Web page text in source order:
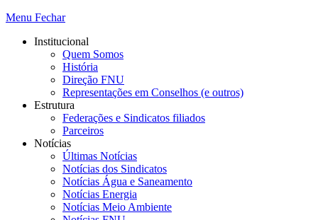
Menu Fechar
Institucional
Quem Somos
História
Direção FNU
Representações em Conselhos (e outros)
Estrutura
Federações e Sindicatos filiados
Parceiros
Notícias
Últimas Notícias
Notícias dos Sindicatos
Notícias Água e Saneamento
Notícias Energia
Notícias Meio Ambiente